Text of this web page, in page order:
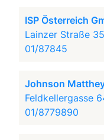
ISP Österreich
Lainzer Straße 35
01/87845
Johnson
Feldkellergasse
01/8779890